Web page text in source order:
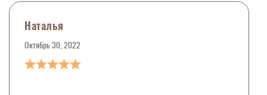
Наталья
Октябрь 30, 2022